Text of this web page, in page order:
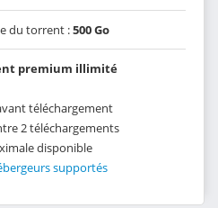
du torrent :500 Go
premium illimité
téléchargement
2 téléchargements
disponible
supportés